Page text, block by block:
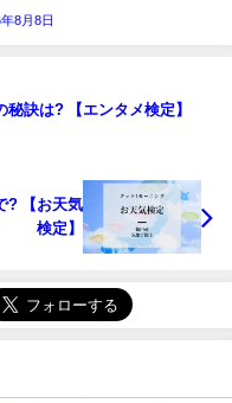
8月8日
訣は? 【エンタメ検定】
? 【お天気
検定】